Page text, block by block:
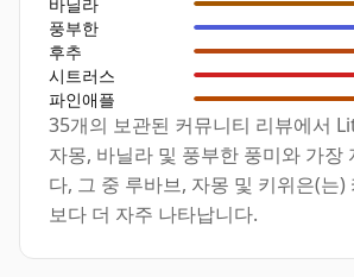
풍부한
후추
시트러스
파인애플
35개의 보관된 커뮤니티 리뷰에서
자몽, 바닐라 및 풍부한 풍미와 가장
다, 그 중 루바브, 자몽 및 키위은(는)
보다 더 자주 나타납니다.